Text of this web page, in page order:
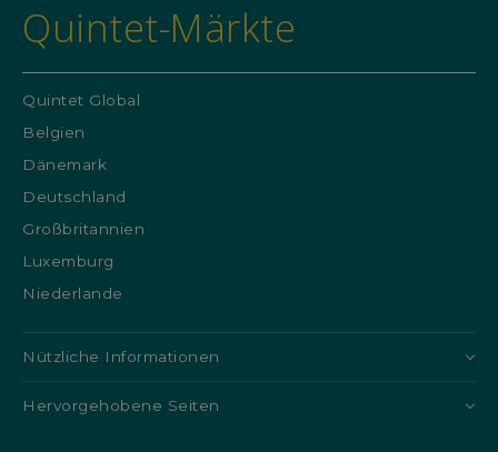
Quintet-Märkte
Quintet Global
Belgien
Dänemark
Deutschland
Großbritannien
Luxemburg
Niederlande
Nützliche Informationen
Hervorgehobene Seiten